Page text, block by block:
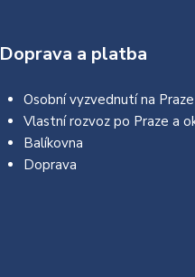
Doprava a platba
Osobní vyzvednutí na
Vlastní rozvoz po Praze a
Balíkovna
Doprava